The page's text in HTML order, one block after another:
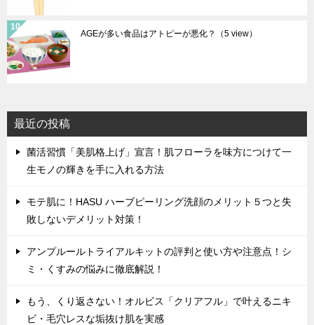
AGEが多い食品はアトピーが悪化？ （5 view）
最近の投稿
菌活習慣「美肌格上げ」宣言！肌フローラを味方につけて一
生モノの輝きを手に入れる方法
モテ肌に！HASU ハーブピーリング洗顔のメリット５つと失
敗しないデメリット対策！
アンプルールトライアルキットの評判と使い方や注意点！シ
ミ・くすみの悩みに徹底解説！
もう、くり返さない！オルビス「クリアフル」で叶えるニキ
ビ・毛穴レスな垢抜け肌を実感